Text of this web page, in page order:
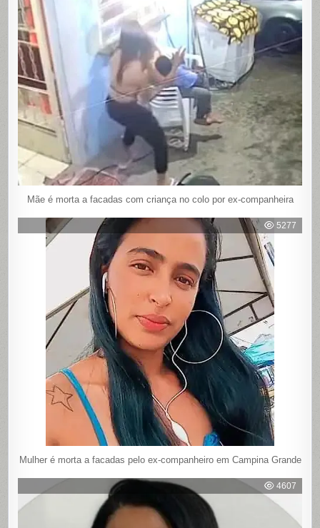
Mãe é morta a facadas com criança no colo por ex-companheira
5277
Mulher é morta a facadas pelo ex-companheiro em Campina Grande
4607